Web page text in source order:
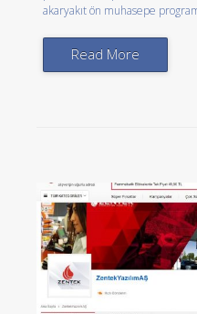
akaryakıt ön muhasepe
Read More